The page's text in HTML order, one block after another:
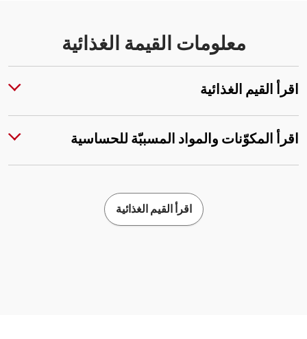
معلومات القيمة الغذائية
اقرأ القيم الغذائية
اقرأ المكوّنات والمواد المسببّة للحساسية
اقرأ القيم الغذائية